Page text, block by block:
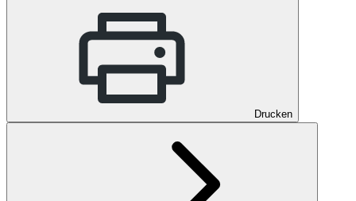
Drucken